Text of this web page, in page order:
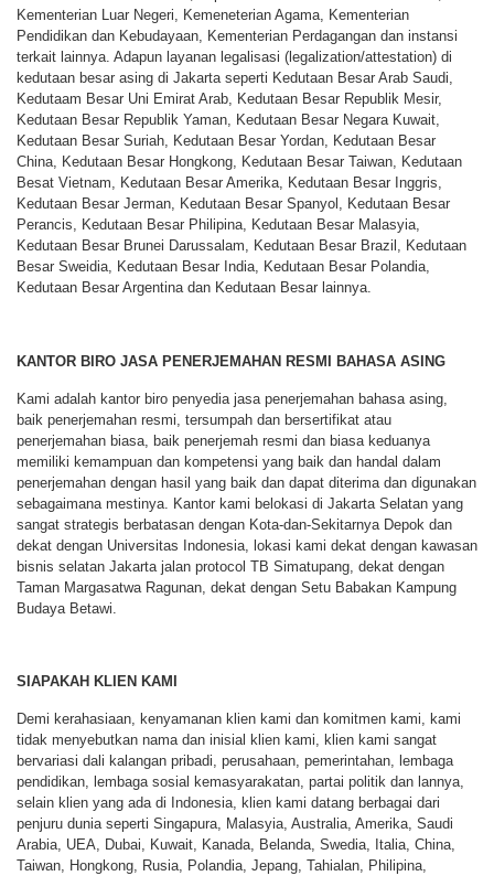
Kementerian Luar Negeri, Kemeneterian Agama, Kementerian
Pendidikan dan Kebudayaan, Kementerian Perdagangan dan instansi
terkait lainnya. Adapun layanan legalisasi (legalization/attestation) di
kedutaan besar asing di Jakarta seperti Kedutaan Besar Arab Saudi,
Kedutaam Besar Uni Emirat Arab, Kedutaan Besar Republik Mesir,
Kedutaan Besar Republik Yaman, Kedutaan Besar Negara Kuwait,
Kedutaan Besar Suriah, Kedutaan Besar Yordan, Kedutaan Besar
China, Kedutaan Besar Hongkong, Kedutaan Besar Taiwan, Kedutaan
Besat Vietnam, Kedutaan Besar Amerika, Kedutaan Besar Inggris,
Kedutaan Besar Jerman, Kedutaan Besar Spanyol, Kedutaan Besar
Perancis, Kedutaan Besar Philipina, Kedutaan Besar Malasyia,
Kedutaan Besar Brunei Darussalam, Kedutaan Besar Brazil, Kedutaan
Besar Sweidia, Kedutaan Besar India, Kedutaan Besar Polandia,
Kedutaan Besar Argentina dan Kedutaan Besar lainnya.
KANTOR BIRO JASA PENERJEMAHAN RESMI BAHASA ASING
Kami adalah kantor biro penyedia jasa penerjemahan bahasa asing,
baik penerjemahan resmi, tersumpah dan bersertifikat atau
penerjemahan biasa, baik penerjemah resmi dan biasa keduanya
memiliki kemampuan dan kompetensi yang baik dan handal dalam
penerjemahan dengan hasil yang baik dan dapat diterima dan digunakan
sebagaimana mestinya. Kantor kami belokasi di Jakarta Selatan yang
sangat strategis berbatasan dengan Kota-dan-Sekitarnya Depok dan
dekat dengan Universitas Indonesia, lokasi kami dekat dengan kawasan
bisnis selatan Jakarta jalan protocol TB Simatupang, dekat dengan
Taman Margasatwa Ragunan, dekat dengan Setu Babakan Kampung
Budaya Betawi.
SIAPAKAH KLIEN KAMI
Demi kerahasiaan, kenyamanan klien kami dan komitmen kami, kami
tidak menyebutkan nama dan inisial klien kami, klien kami sangat
bervariasi dali kalangan pribadi, perusahaan, pemerintahan, lembaga
pendidikan, lembaga sosial kemasyarakatan, partai politik dan lannya,
selain klien yang ada di Indonesia, klien kami datang berbagai dari
penjuru dunia seperti Singapura, Malasyia, Australia, Amerika, Saudi
Arabia, UEA, Dubai, Kuwait, Kanada, Belanda, Swedia, Italia, China,
Taiwan, Hongkong, Rusia, Polandia, Jepang, Tahialan, Philipina,